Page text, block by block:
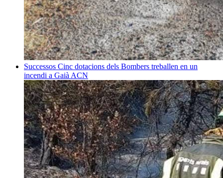
Successos Cinc dotacions dels Bombers treballen en un
incendi a Gaià ACN